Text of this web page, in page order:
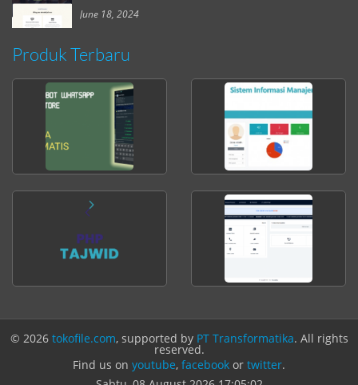
June 18, 2024
Produk Terbaru
© 2026 tokofile.com, supported by PT Transformatika. All rights
reserved.
Find us on youtube, facebook or twitter.